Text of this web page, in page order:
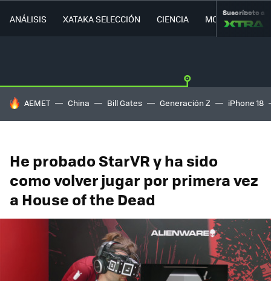
ANÁLISIS XATAKA SELECCIÓN CIENCIA MOVILIDAD
Suscríbete a
HOY SE HABLA DE
AEMET China Bill Gates Generación Z iPhone 18
He probado StarVR y ha sido
como volver jugar por primera vez
a House of the Dead